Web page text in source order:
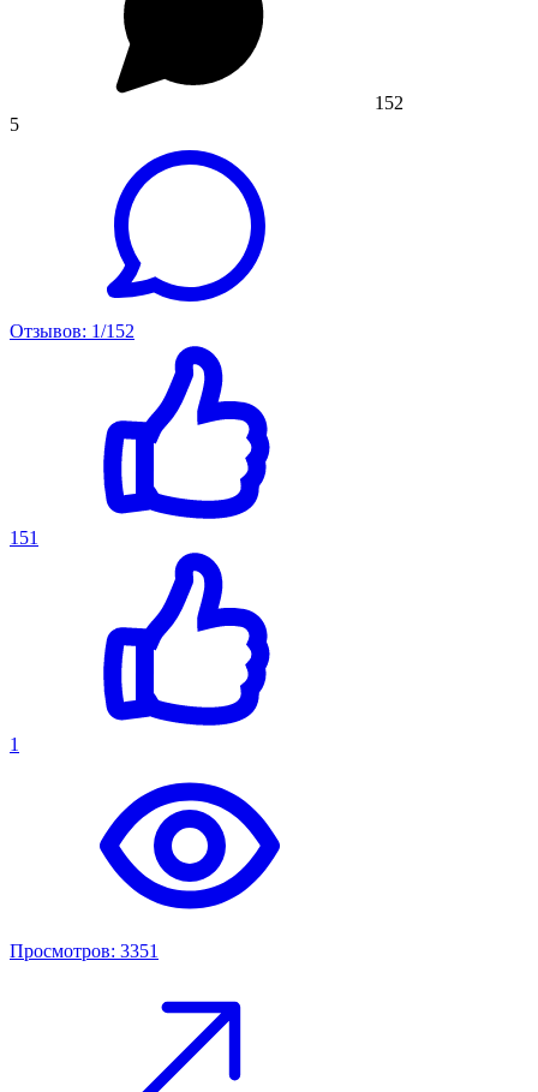
152
5
Отзывов: 1/152
151
1
Просмотров: 3351